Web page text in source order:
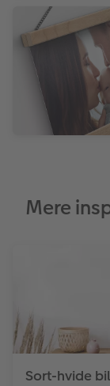
Mere
Sort-hvide